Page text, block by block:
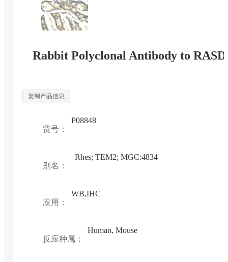
Rabbit Polyclonal Antibody to
复制产品信息
货号：
P08848
别名：
Rhes; TEM2; MGC:4834
应用：
WB,IHC
反应种属：
Human, Mouse